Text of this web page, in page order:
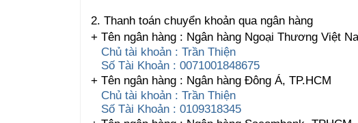
2. Thanh toán chuyển khoản qua ngân hàng
+ Tên ngân hàng : Ngân hàng Ngoại Thương Việt
Chủ tài khoản : Trần Thiện
Số Tài Khoản : 0071001848675
+ Tên ngân hàng : Ngân hàng Đông Á, TP.HCM
Chủ tài khoản : Trần Thiện
Số Tài Khoản : 0109318345